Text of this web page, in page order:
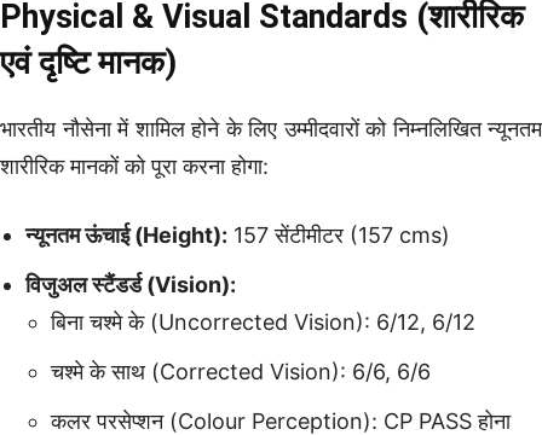
Physical & Visual Standards (शारीरिक
एवं दृष्टि मानक)
भारतीय नौसेना में शामिल होने के लिए उम्मीदवारों को निम्नलिखित न्यूनतम
शारीरिक मानकों को पूरा करना होगा:
न्यूनतम ऊंचाई (Height): 157 सेंटीमीटर (157 cms)
विजुअल स्टैंडर्ड (Vision):
बिना चश्मे के (Uncorrected Vision): 6/12, 6/12
चश्मे के साथ (Corrected Vision): 6/6, 6/6
कलर परसेप्शन (Colour Perception): CP PASS होना